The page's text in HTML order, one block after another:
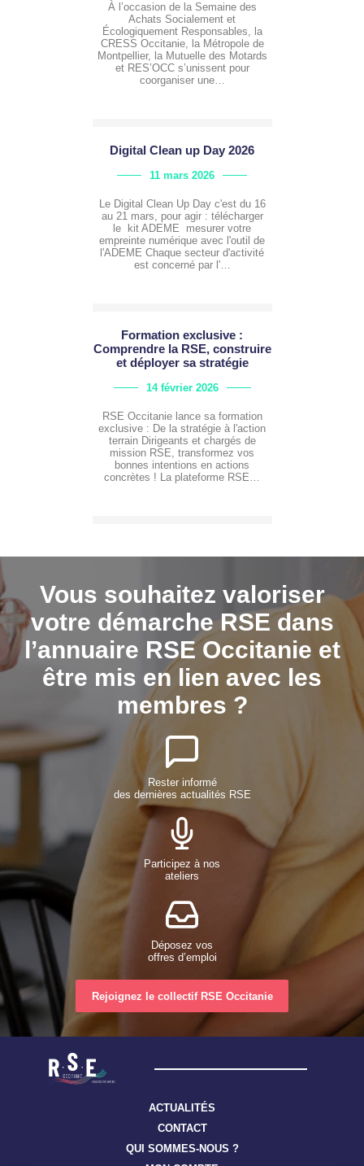
À l’occasion de la Semaine des
Achats Socialement et
Écologiquement Responsables, la
CRESS Occitanie, la Métropole de
Montpellier, la Mutuelle des Motards
et RES’OCC s’unissent pour
coorganiser une…
Digital Clean up Day 2026
11 mars 2026
Le Digital Clean Up Day c'est du 16
au 21 mars, pour agir : télécharger
le kit ADEME mesurer votre
empreinte numérique avec l'outil de
l'ADEME Chaque secteur d'activité
est concerné par l'…
Formation exclusive :
Comprendre la RSE, construire
et déployer sa stratégie
14 février 2026
RSE Occitanie lance sa formation
exclusive : De la stratégie à l'action
terrain Dirigeants et chargés de
mission RSE, transformez vos
bonnes intentions en actions
concrètes ! La plateforme RSE…
Vous souhaitez valoriser
votre démarche RSE dans
l’annuaire RSE Occitanie et
être mis en lien avec les
membres ?
Rester informé
des dernières actualités RSE
Participez à nos
ateliers
Déposez vos
offres d’emploi
Rejoignez le collectif RSE Occitanie
ACTUALITÉS
CONTACT
QUI SOMMES-NOUS ?